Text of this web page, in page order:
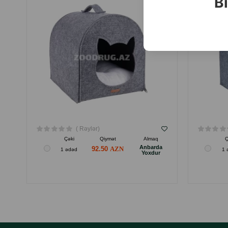
( Rəylər)
Çəki Qiymət
Almaq
1 ədəd
92.50
Anbarda
Yoxdur
1